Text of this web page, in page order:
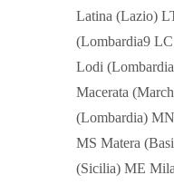
Latina (Lazio)
(Lombardia9
Lodi
Macerata
(Lombardia)
MS Matera
(Sicilia) ME